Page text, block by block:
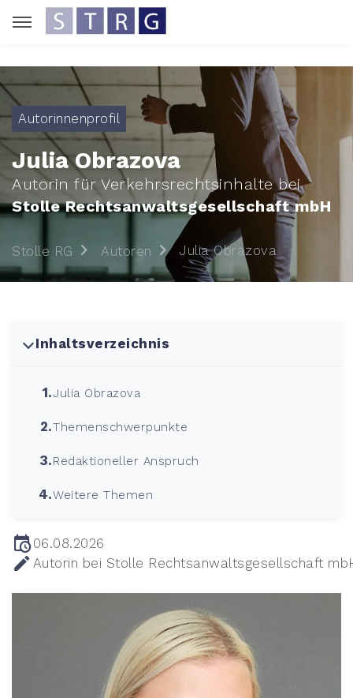
Autorinnenprofil
Julia Obrazova
Autorin für Verkehrsrechtsinhalte bei
Stolle Rechtsanwaltsgesellschaft mbH
Stolle RG Autoren Julia Obrazova
06.08.2026
Autorin bei Stolle Rechtsanwaltsgesellschaft
Inhaltsverzeichnis
Julia Obrazova
Themenschwerpunkte
Redaktioneller Anspruch
Weitere Themen